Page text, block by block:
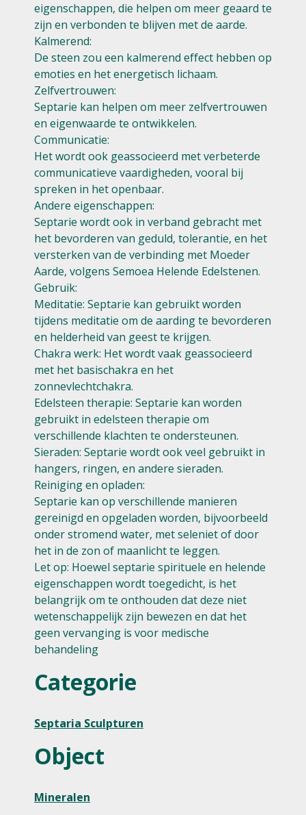
eigenschappen, die helpen om meer geaard te
zijn en verbonden te blijven met de aarde.
Kalmerend:
De steen zou een kalmerend effect hebben op
emoties en het energetisch lichaam.
Zelfvertrouwen:
Septarie kan helpen om meer zelfvertrouwen
en eigenwaarde te ontwikkelen.
Communicatie:
Het wordt ook geassocieerd met verbeterde
communicatieve vaardigheden, vooral bij
spreken in het openbaar.
Andere eigenschappen:
Septarie wordt ook in verband gebracht met
het bevorderen van geduld, tolerantie, en het
versterken van de verbinding met Moeder
Aarde, volgens Semoea Helende Edelstenen.
Gebruik:
Meditatie: Septarie kan gebruikt worden
tijdens meditatie om de aarding te bevorderen
en helderheid van geest te krijgen.
Chakra werk: Het wordt vaak geassocieerd
met het basischakra en het
zonnevlechtchakra.
Edelsteen therapie: Septarie kan worden
gebruikt in edelsteen therapie om
verschillende klachten te ondersteunen.
Sieraden: Septarie wordt ook veel gebruikt in
hangers, ringen, en andere sieraden.
Reiniging en opladen:
Septarie kan op verschillende manieren
gereinigd en opgeladen worden, bijvoorbeeld
onder stromend water, met seleniet of door
het in de zon of maanlicht te leggen.
Let op: Hoewel septarie spirituele en helende
eigenschappen wordt toegedicht, is het
belangrijk om te onthouden dat deze niet
wetenschappelijk zijn bewezen en dat het
geen vervanging is voor medische
behandeling
Categorie
Septaria Sculpturen
Object
Mineralen